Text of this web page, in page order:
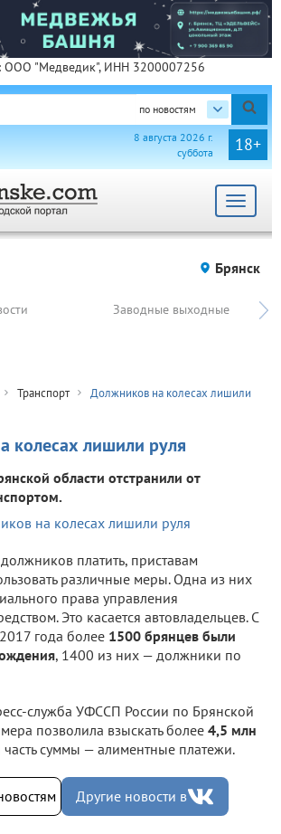
ООО "Медведик", ИНН 3200007256
по новостям
18+
8 августа 2026 г.
суббота
Toggle
Брянск
Заводные выходные
Транспорт
Должников на колесах лишили
колесах лишили руля
области отстранили от
платить, приставам
различные меры. Одна из них
права управления
Это касается автовладельцев. С
года более 1500 брянцев были
, 1400 из них — должники по
служба УФССП России по Брянской
позволила взыскать более 4,5 млн
часть суммы — алиментные платежи.
Другие новости в